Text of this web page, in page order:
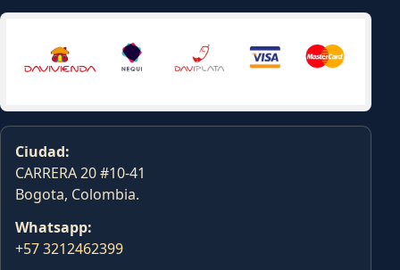
Ciudad:
CARRERA 20 #10-41
Bogota, Colombia.
Whatsapp:
+57 3212462399